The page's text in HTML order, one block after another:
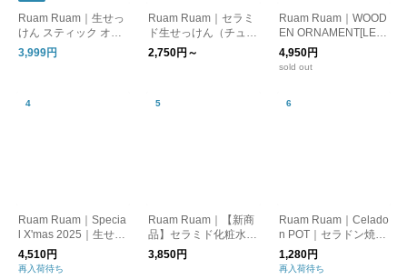
Ruam Ruam｜生せっ
けん スティック オリ
ジナル 2本セット｜su
stainable outlet
3,999円
Ruam Ruam｜セラミ
ド生せっけん（チュー
ブ）
2,750円～
Ruam Ruam｜WOOD
EN ORNAMENT[LEA
F]｜ウッドオーナメン
ト
4,950円
sold out
Ruam Ruam｜Specia
l X'mas 2025｜生せっ
けんのクリスマス
4,510円
再入荷待ち
Ruam Ruam｜【新商
品】セラミド化粧水
モイストプラスローシ
ョン
3,850円
Ruam Ruam｜Celado
n POT｜セラドン焼き
のポット
1,280円
再入荷待ち